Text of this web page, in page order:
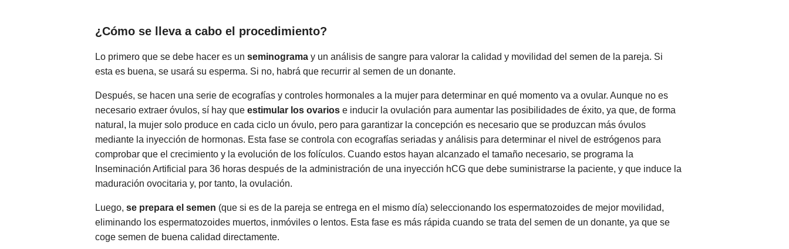
¿Cómo se lleva a cabo el procedimiento?
Lo primero que se debe hacer es un seminograma y un análisis de sangre para valorar la calidad y movilidad del semen de la pareja. Si
esta es buena, se usará su esperma. Si no, habrá que recurrir al semen de un donante.
Después, se hacen una serie de ecografías y controles hormonales a la mujer para determinar en qué momento va a ovular. Aunque no es
necesario extraer óvulos, sí hay que estimular los ovarios e inducir la ovulación para aumentar las posibilidades de éxito, ya que, de forma
natural, la mujer solo produce en cada ciclo un óvulo, pero para garantizar la concepción es necesario que se produzcan más óvulos
mediante la inyección de hormonas. Esta fase se controla con ecografías seriadas y análisis para determinar el nivel de estrógenos para
comprobar que el crecimiento y la evolución de los folículos. Cuando estos hayan alcanzado el tamaño necesario, se programa la
Inseminación Artificial para 36 horas después de la administración de una inyección hCG que debe suministrarse la paciente, y que induce la
maduración ovocitaria y, por tanto, la ovulación.
Luego, se prepara el semen (que si es de la pareja se entrega en el mismo día) seleccionando los espermatozoides de mejor movilidad,
eliminando los espermatozoides muertos, inmóviles o lentos. Esta fase es más rápida cuando se trata del semen de un donante, ya que se
coge semen de buena calidad directamente.